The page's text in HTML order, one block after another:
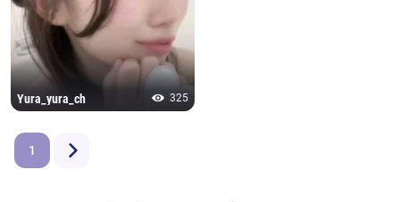
325
Yura_yura_ch
1